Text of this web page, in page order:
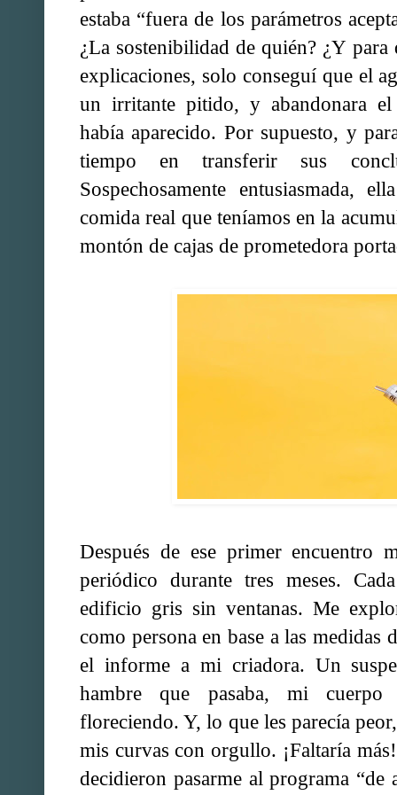
estaba “fuera de los parámetros
¿La sostenibilidad de quién? ¿Y
explicaciones, solo conseguí que el
un irritante pitido, y abandonara
había aparecido. Por supuesto, y
tiempo en transferir sus
Sospechosamente entusiasmada,
comida real que teníamos en la
montón de cajas de prometedora
Después de ese primer encuentro
periódico durante tres meses.
edificio gris sin ventanas. Me
como persona en base a las medidas
el informe a mi criadora. Un
hambre que pasaba, mi
floreciendo. Y, lo que les parecía
mis curvas con orgullo. ¡Faltaría
decidieron pasarme al programa